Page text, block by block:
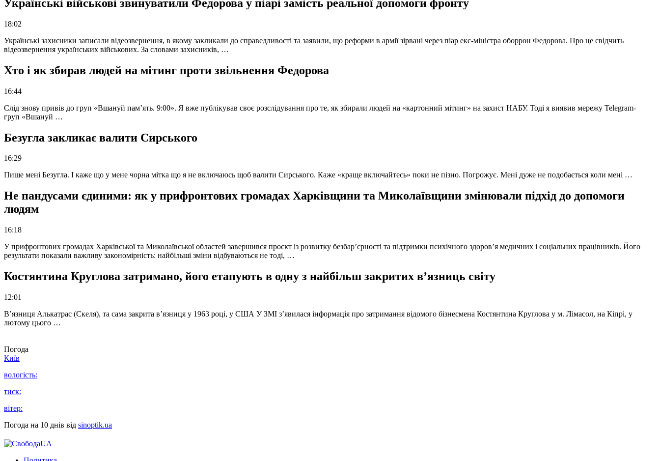
Українські військові звинуватили Федорова у піарі замість реальної допомоги фронту
18:02
Українські захисники записали відеозвернення, в якому закликали до справедливості та заявили, що реформи в армії зірвані через піар екс-міністра оборрон Федорова. Про це свідчить
відеозвернення українських військових. За словами захисників, …
Хто і як збирав людей на мітинг проти звільнення Федорова
16:44
Слід знову привів до груп «Вшануй пам’ять. 9:00». Я вже публікував своє розслідування про те, як збирали людей на «картонний мітинг» на захист НАБУ. Тоді я виявив мережу Telegram-
груп «Вшануй …
Безугла закликає валити Сирського
16:29
Пише мені Безугла. І каже що у мене чорна мітка що я не включаюсь щоб валити Сирського. Каже «краще включайтесь» поки не пізно. Погрожує. Мені дуже не подобається коли мені …
Не пандусами єдиними: як у прифронтових громадах Харківщини та Миколаївщини змінювали підхід до допомоги
людям
16:18
У прифронтових громадах Харківської та Миколаївської областей завершився проєкт із розвитку безбар’єрності та підтримки психічного здоров’я медичних і соціальних працівників. Його
результати показали важливу закономірність: найбільші зміни відбуваються не тоді, …
Костянтина Круглова затримано, його етапують в одну з найбільш закритих в’язниць світу
12:01
В’язниця Алькатрас (Скеля), та сама закрита в’язниця у 1963 році, у США У ЗМІ з’явилася інформація про затримання відомого бізнесмена Костянтина Круглова у м. Лімасол, на Кіпрі, у
лютому цього …
Погода
Київ
вологість:
тиск:
вітер:
Погода на 10 днів від sinoptik.ua